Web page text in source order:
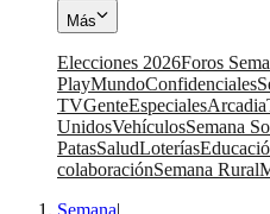
Más
Elecciones 2026Foros
PlayMundoConfidenciales
TVGenteEspecialesArcadia
UnidosVehículosSemana
PatasSaludLoterías
colaboraciónSemana Rural
Semana|